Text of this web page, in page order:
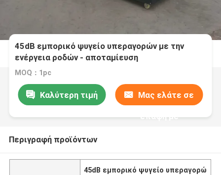
45dB εμπορικό ψυγείο υπεραγορών με την
ενέργεια ροδών - αποταμίευση
MOQ：1pc
Καλύτερη τιμή Μας ελάτε σε
επαφή με
Περιγραφή προϊόντων
45dB εμπορικό ψυγείο υπεραγορώ